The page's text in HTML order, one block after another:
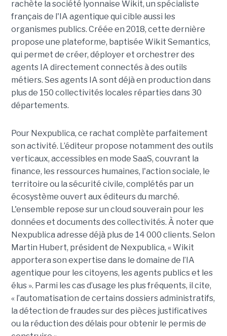
rachète la société lyonnaise Wikit, un spécialiste
français de l'IA agentique qui cible aussi les
organismes publics. Créée en 2018, cette dernière
propose une plateforme, baptisée Wikit Semantics,
qui permet de créer, déployer et orchestrer des
agents IA directement connectés à des outils
métiers. Ses agents IA sont déjà en production dans
plus de 150 collectivités locales réparties dans 30
départements.
Pour Nexpublica, ce rachat complète parfaitement
son activité. L’éditeur propose notamment des outils
verticaux, accessibles en mode SaaS, couvrant la
finance, les ressources humaines, l'action sociale, le
territoire ou la sécurité civile, complétés par un
écosystème ouvert aux éditeurs du marché.
L'ensemble repose sur un cloud souverain pour les
données et documents des collectivités. À noter que
Nexpublica adresse déjà plus de 14 000 clients. Selon
Martin Hubert, président de Nexpublica, « Wikit
apportera son expertise dans le domaine de l’IA
agentique pour les citoyens, les agents publics et les
élus ». Parmi les cas d’usage les plus fréquents, il cite,
« l’automatisation de certains dossiers administratifs,
la détection de fraudes sur des pièces justificatives
ou la réduction des délais pour obtenir le permis de